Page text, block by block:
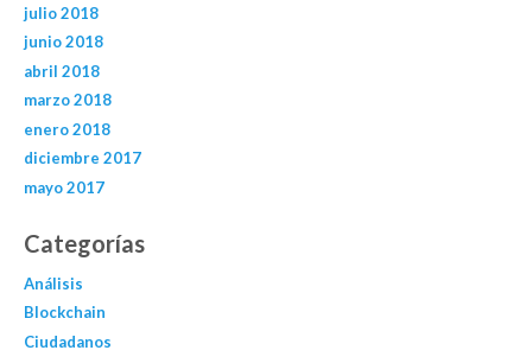
julio 2018
junio 2018
abril 2018
marzo 2018
enero 2018
diciembre 2017
mayo 2017
Categorías
Análisis
Blockchain
Ciudadanos